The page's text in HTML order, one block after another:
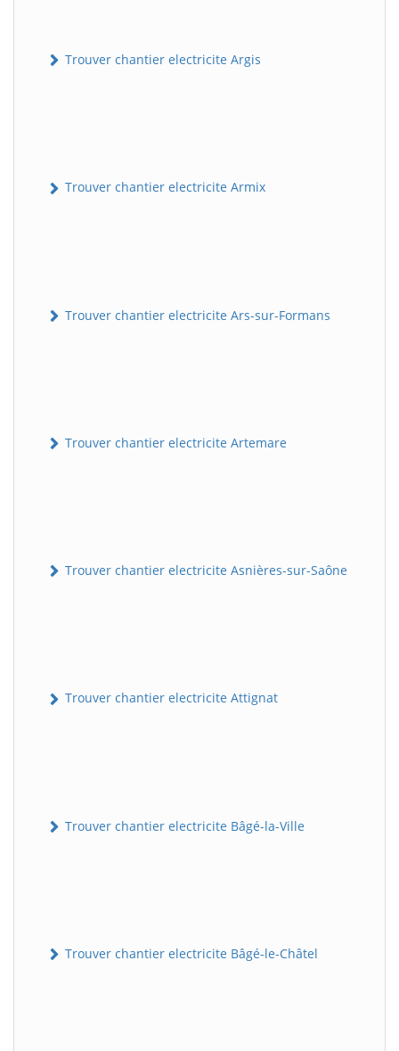
Trouver chantier electricite Argis
Trouver chantier electricite Armix
Trouver chantier electricite Ars-sur-Formans
Trouver chantier electricite Artemare
Trouver chantier electricite Asnières-sur-Saône
Trouver chantier electricite Attignat
Trouver chantier electricite Bâgé-la-Ville
Trouver chantier electricite Bâgé-le-Châtel